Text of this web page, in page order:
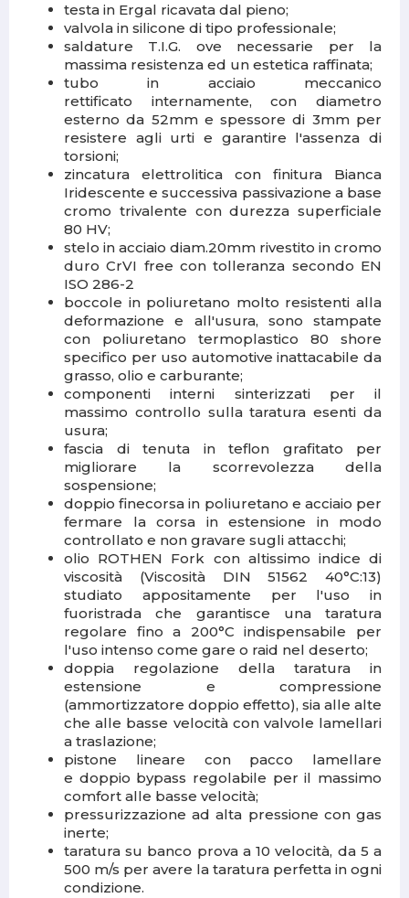
testa in Ergal ricavata dal pieno;
valvola in silicone di tipo professionale;
saldature T.I.G. ove necessarie per la
massima resistenza ed un estetica raffinata;
tubo in acciaio meccanico
rettificato internamente, con diametro
esterno da 52mm e spessore di 3mm per
resistere agli urti e garantire l'assenza di
torsioni;
zincatura elettrolitica con finitura Bianca
Iridescente e successiva passivazione a base
cromo trivalente con durezza superficiale
80 HV;
stelo in acciaio diam.20mm rivestito in cromo
duro CrVI free con tolleranza secondo EN
ISO 286-2
boccole in poliuretano molto resistenti alla
deformazione e all'usura, sono stampate
con poliuretano termoplastico 80 shore
specifico per uso automotive inattacabile da
grasso, olio e carburante;
componenti interni sinterizzati per il
massimo controllo sulla taratura esenti da
usura;
fascia di tenuta in teflon grafitato per
migliorare la scorrevolezza della
sospensione;
doppio finecorsa in poliuretano e acciaio per
fermare la corsa in estensione in modo
controllato e non gravare sugli attacchi;
olio ROTHEN Fork con altissimo indice di
viscosità (Viscosità DIN 51562 40°C:13)
studiato appositamente per l'uso in
fuoristrada che garantisce una taratura
regolare fino a 200°C indispensabile per
l'uso intenso come gare o raid nel deserto;
doppia regolazione della taratura in
estensione e compressione
(ammortizzatore doppio effetto), sia alle alte
che alle basse velocità con valvole lamellari
a traslazione;
pistone lineare con pacco lamellare
e doppio bypass regolabile per il massimo
comfort alle basse velocità;
pressurizzazione ad alta pressione con gas
inerte;
taratura su banco prova a 10 velocità, da 5 a
500 m/s per avere la taratura perfetta in ogni
condizione.